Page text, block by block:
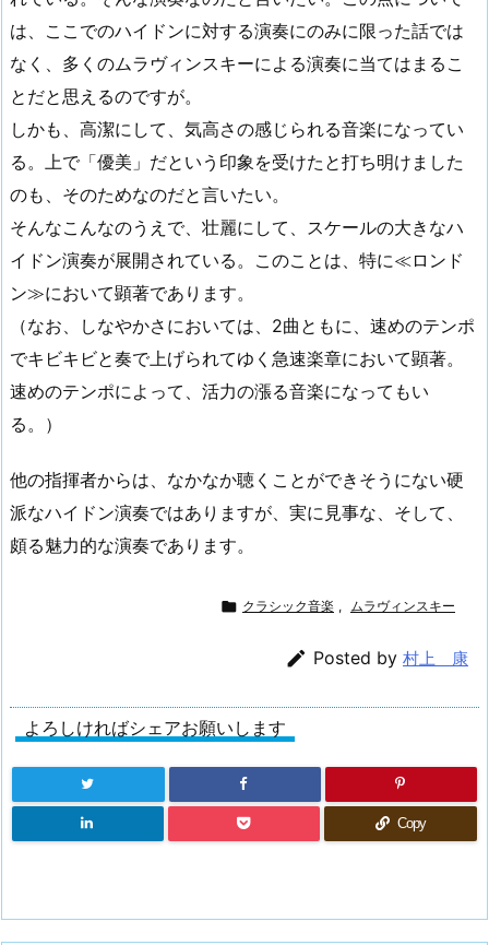
は、ここでのハイドンに対する演奏にのみに限った話では
なく、多くのムラヴィンスキーによる演奏に当てはまるこ
とだと思えるのですが。
しかも、高潔にして、気高さの感じられる音楽になってい
る。上で「優美」だという印象を受けたと打ち明けました
のも、そのためなのだと言いたい。
そんなこんなのうえで、壮麗にして、スケールの大きなハ
イドン演奏が展開されている。このことは、特に≪ロンド
ン≫において顕著であります。
（なお、しなやかさにおいては、2曲ともに、速めのテンポ
でキビキビと奏で上げられてゆく急速楽章において顕著。
速めのテンポによって、活力の漲る音楽になってもい
る。）
他の指揮者からは、なかなか聴くことができそうにない硬
派なハイドン演奏ではありますが、実に見事な、そして、
頗る魅力的な演奏であります。
 クラシック音楽 , ムラヴィンスキー
 Posted by 村上 康
よろしければシェアお願いします
Copy